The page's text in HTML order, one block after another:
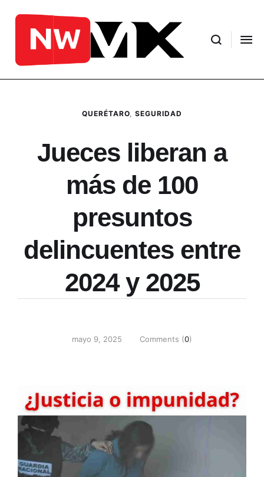
QUERÉTARO, SEGURIDAD
Jueces liberan a
más de 100
presuntos
delincuentes entre
2024 y 2025
mayo 9, 2025 Comments (0)